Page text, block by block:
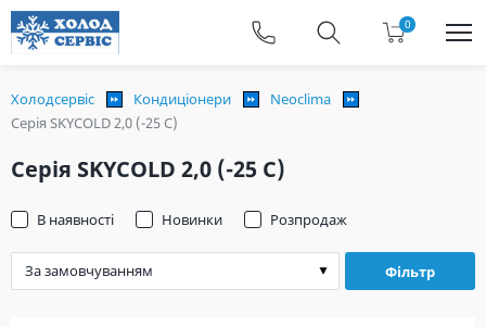
0
Холодсервіс Кондиціонери
Neoclima
Серія SKYCOLD 2,0 (-25 C)
Серія SKYCOLD 2,0 (-25 C)
Фільтр
В наявності Новинки Розпродаж